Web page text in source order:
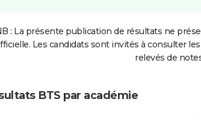
: La présente publication de résultats ne
Les candidats sont invités à consulter
relevés de
BTS par académie